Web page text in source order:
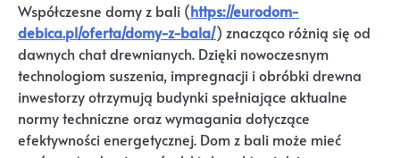
Współczesne domy z bali (https://eurodom-
debica.pl/oferta/domy-z-bala/) znacząco różnią się od
dawnych chat drewnianych. Dzięki nowoczesnym
technologiom suszenia, impregnacji i obróbki drewna
inwestorzy otrzymują budynki spełniające aktualne
normy techniczne oraz wymagania dotyczące
efektywności energetycznej. Dom z bali może mieć